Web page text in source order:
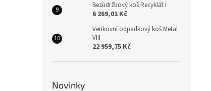
Bezúdržbový koš Recyklát I
6 269,01 Kč
Venkovní odpadkový koš Metal
VIII
22 959,75 Kč
Novinky